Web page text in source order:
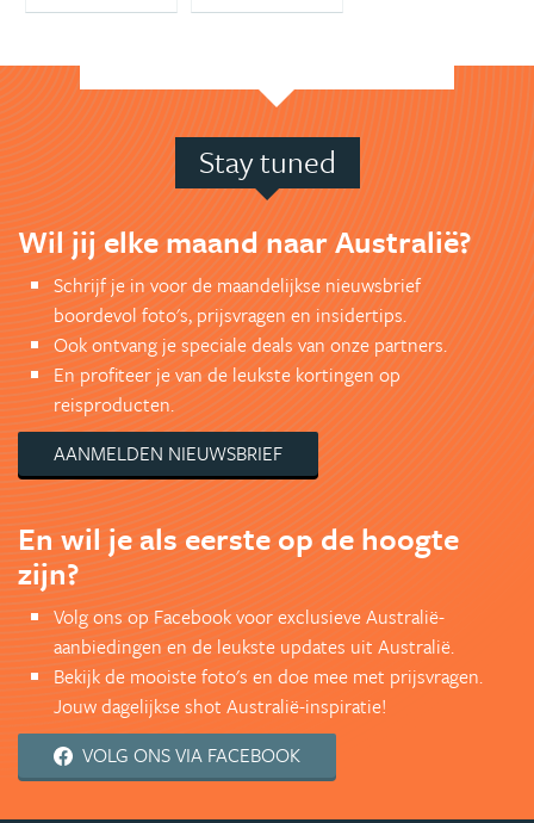
Stay tuned
Wil jij elke maand naar Australië?
Schrijf je in voor de maandelijkse nieuwsbrief
boordevol foto's, prijsvragen en insidertips.
Ook ontvang je speciale deals van onze partners.
En profiteer je van de leukste kortingen op
reisproducten.
AANMELDEN NIEUWSBRIEF
En wil je als eerste op de hoogte
zijn?
Volg ons op Facebook voor exclusieve Australië-
aanbiedingen en de leukste updates uit Australië.
Bekijk de mooiste foto's en doe mee met prijsvragen.
Jouw dagelijkse shot Australië-inspiratie!
VOLG ONS VIA FACEBOOK